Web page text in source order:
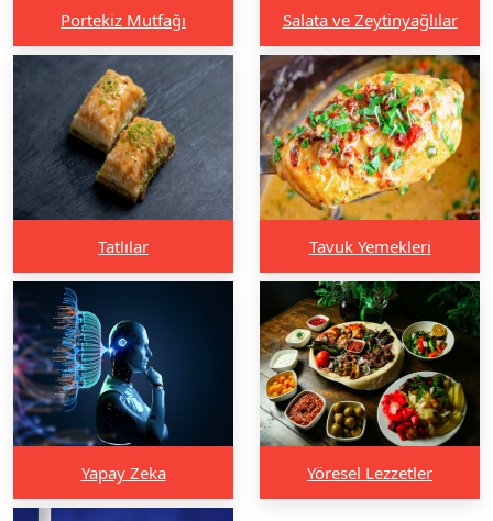
Portekiz Mutfağı Salata ve Zeytinyağlılar
Tatlılar Tavuk Yemekleri
Yapay Zeka Yöresel Lezzetler